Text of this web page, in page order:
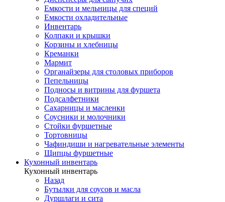
Емкости и мельницы для специй
Емкости охладительные
Инвентарь
Колпаки и крышки
Корзины и хлебницы
Креманки
Мармит
Органайзеры для столовых приборов
Пепельницы
Подносы и витрины для фуршета
Подсалфетники
Сахарницы и масленки
Соусники и молочники
Стойки фуршетные
Тортовницы
Чафиндиши и нагревательные элементы
Щипцы фуршетные
Кухонный инвентарь
Кухонный инвентарь
Назад
Бутылки для соусов и масла
Дуршлаги и сита